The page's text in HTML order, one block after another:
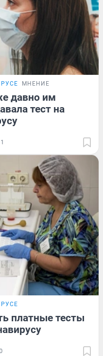
МНЕНИЕ
давно им
тест на
платные тесты